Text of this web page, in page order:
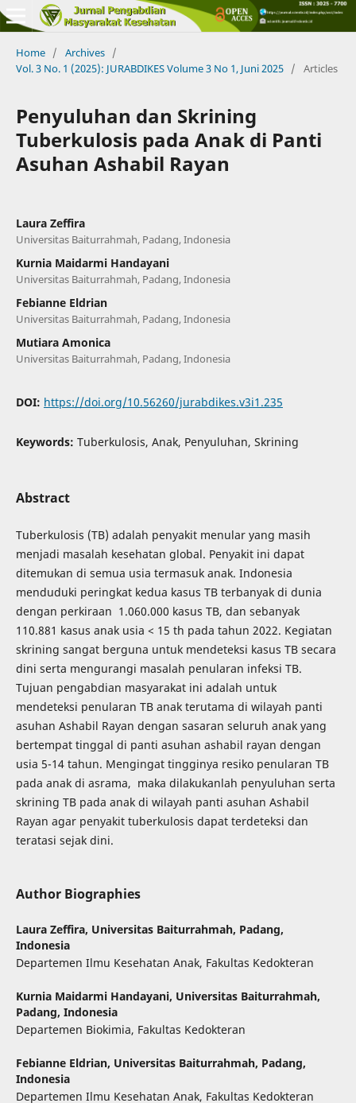
Home / Archives /
Vol. 3 No. 1 (2025): JURABDIKES Volume 3 No 1, Juni 2025 / Articles
Penyuluhan dan Skrining
Tuberkulosis pada Anak di Panti
Asuhan Ashabil Rayan
Laura Zeffira
Universitas Baiturrahmah, Padang, Indonesia
Kurnia Maidarmi Handayani
Universitas Baiturrahmah, Padang, Indonesia
Febianne Eldrian
Universitas Baiturrahmah, Padang, Indonesia
Mutiara Amonica
Universitas Baiturrahmah, Padang, Indonesia
DOI: https://doi.org/10.56260/jurabdikes.v3i1.235
Keywords: Tuberkulosis, Anak, Penyuluhan, Skrining
Abstract
Tuberkulosis (TB) adalah penyakit menular yang masih
menjadi masalah kesehatan global. Penyakit ini dapat
ditemukan di semua usia termasuk anak. Indonesia
menduduki peringkat kedua kasus TB terbanyak di dunia
dengan perkiraan 1.060.000 kasus TB, dan sebanyak
110.881 kasus anak usia < 15 th pada tahun 2022. Kegiatan
skrining sangat berguna untuk mendeteksi kasus TB secara
dini serta mengurangi masalah penularan infeksi TB.
Tujuan pengabdian masyarakat ini adalah untuk
mendeteksi penularan TB anak terutama di wilayah panti
asuhan Ashabil Rayan dengan sasaran seluruh anak yang
bertempat tinggal di panti asuhan ashabil rayan dengan
usia 5-14 tahun. Mengingat tingginya resiko penularan TB
pada anak di asrama, maka dilakukanlah penyuluhan serta
skrining TB pada anak di wilayah panti asuhan Ashabil
Rayan agar penyakit tuberkulosis dapat terdeteksi dan
teratasi sejak dini.
Author Biographies
Laura Zeffira, Universitas Baiturrahmah, Padang,
Indonesia
Departemen Ilmu Kesehatan Anak, Fakultas Kedokteran
Kurnia Maidarmi Handayani, Universitas Baiturrahmah,
Padang, Indonesia
Departemen Biokimia, Fakultas Kedokteran
Febianne Eldrian, Universitas Baiturrahmah, Padang,
Indonesia
Departemen Ilmu Kesehatan Anak, Fakultas Kedokteran